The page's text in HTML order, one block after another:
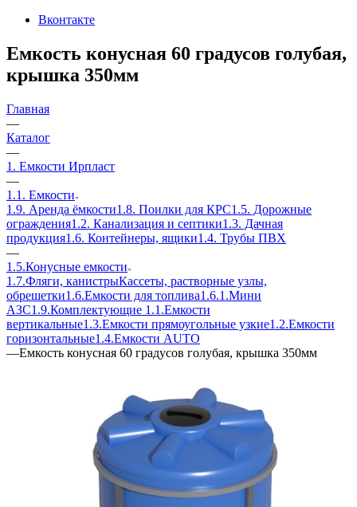
Вконтакте
Емкость конусная 60 градусов голубая,
крышка 350мм
Главная
—
Каталог
—
1. Емкости Ирпласт
—
1.1. Емкости
1.9. Аренда ёмкости1.8. Поилки для КРС1.5. Дорожные
ограждения1.2. Канализация и септики1.3. Дачная
продукция1.6. Контейнеры, ящики1.4. Трубы ПВХ
—
1.5.Конусные емкости
1.7.Фляги, канистрыКассеты, растворные узлы,
обрешетки1.6.Емкости для топлива1.6.1.Мини
АЗС1.9.Комплектующие 1.1.Емкости
вертикальные1.3.Емкости прямоугольные узкие1.2.Емкости
горизонтальные1.4.Емкости АUТО
—Емкость конусная 60 градусов голубая, крышка 350мм